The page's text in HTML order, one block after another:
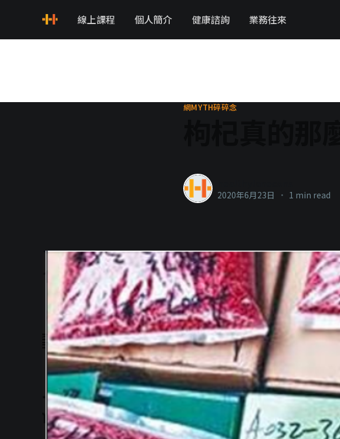
線上課程 個人簡介 健康諮詢 業務往來
網MYTH碎碎念
2020年6月23日 • 1 min read